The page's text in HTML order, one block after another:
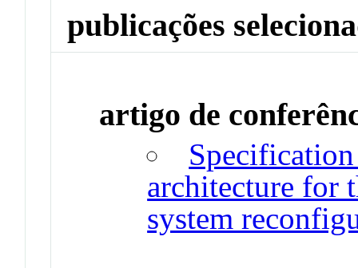
publicações
artigo de
architecture for
system